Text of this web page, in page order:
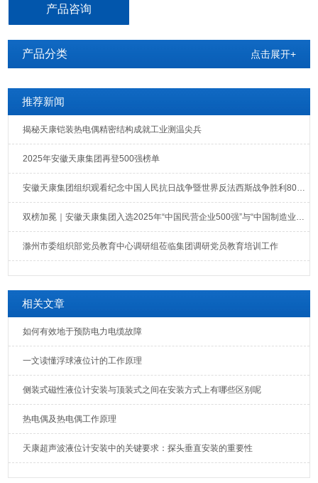
产品咨询
产品分类 点击展开+
推荐新闻
揭秘天康铠装热电偶精密结构成就工业测温尖兵
2025年安徽天康集团再登500强榜单
安徽天康集团组织观看纪念中国人民抗日战争暨世界反法西斯战争胜利80周年大会直播
双榜加冕｜安徽天康集团入选2025年“中国民营企业500强”与“中国制造业民营企业500强”榜单
滁州市委组织部党员教育中心调研组莅临集团调研党员教育培训工作
相关文章
如何有效地于预防电力电缆故障
一文读懂浮球液位计的工作原理
侧装式磁性液位计安装与顶装式之间在安装方式上有哪些区别呢
热电偶及热电偶工作原理
天康超声波液位计安装中的关键要求：探头垂直安装的重要性